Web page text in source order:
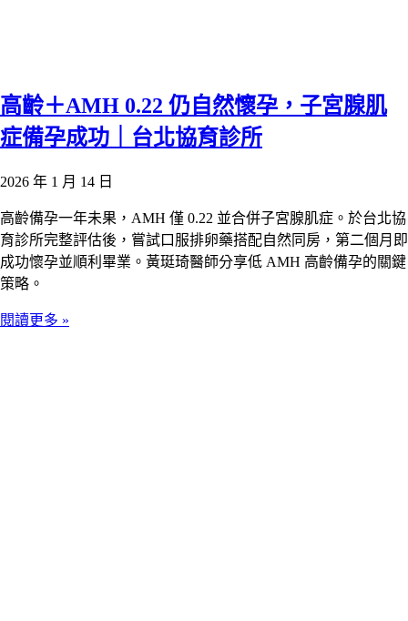
高齡＋AMH 0.22 仍自然懷孕，子宮腺肌
症備孕成功｜台北協育診所
2026 年 1 月 14 日
高齡備孕一年未果，AMH 僅 0.22 並合併子宮腺肌症。於台北協
育診所完整評估後，嘗試口服排卵藥搭配自然同房，第二個月即
成功懷孕並順利畢業。黃珽琦醫師分享低 AMH 高齡備孕的關鍵
策略。
閱讀更多 »